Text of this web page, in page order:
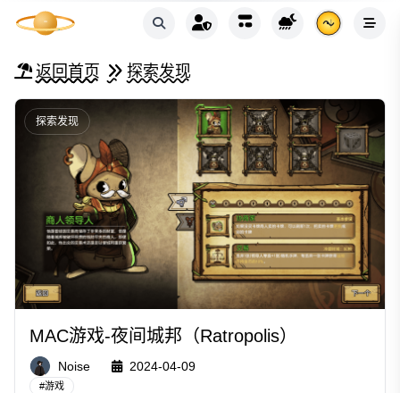
返回首页 探索发现
探索发现
MAC游戏-夜间城邦（Ratropolis）
Noise 2024-04-09
#游戏